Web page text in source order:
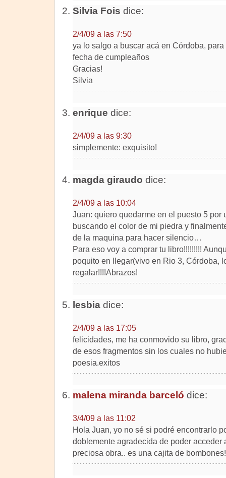
Silvia Fois dice:
2/4/09 a las 7:50
ya lo salgo a buscar acá en Córdoba,
fecha de cumpleaños
Gracias!
Silvia
enrique dice:
2/4/09 a las 9:30
simplemente: exquisito!
magda giraudo dice:
2/4/09 a las 10:04
Juan: quiero quedarme en el puesto 5
buscando el color de mi piedra y
de la maquina para hacer silencio…
Para eso voy a comprar tu libro!!!!!!!!!
poquito en llegar(vivo en Rio 3, Córdoba,
regalar!!!!Abrazos!
lesbiadice:
2/4/09 a las 17:05
felicidades, me ha conmovido su libro,
de esos fragmentos sin los cuales no
poesia.exitos
malena miranda barceló dice:
3/4/09 a las 11:02
Hola Juan, yo no sé si podré encontrarlo
doblemente agradecida de poder acceder
preciosa obra.. es una cajita de